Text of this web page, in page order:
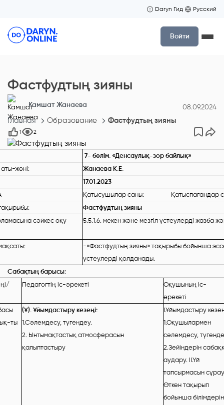
Daryn Гид Русский
Войти
Фастфудтың зияны
Камшат Жанаева 08.09.2024
Главная Образование Фастфудтың зияны
1 2
7- бөлім. «Денсаулық-зор байлық»
жөні:
Жанаева К.Е.
17.01.2023
Қатысушылар саны: Қатыспағандар
Фастфудтың зияны
сәйкес оқу
5.5.1.6. мекен және мезгіл үстеулерді жазба
-«Фастфудтың зияны» тақырыбы бойынша
үстеулерді қолданады.
Сабақтың барысы:
Педагогтің іс-әрекеті
Оқушының іс-
әрекеті
ты
(Ұ). Ұйымдастыру кезеңі:
1.Сәлемдесу, түгендеу.
2. Ынтымақтастық атмосферасын
қалыптастыру
І.Ұйымдастыру
1.Оқушылармен
сәлемдесу,
2.Зейіндерін
аудару. ІІ.Үй
тапсырмасын сұрау
Өткен тақырып
бойынша білімдерін